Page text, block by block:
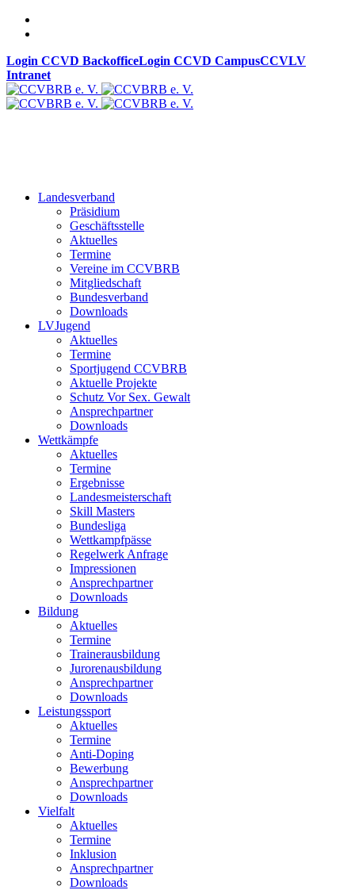
Login CCVD BackofficeLogin CCVD CampusCCVLV
Intranet
Landesverband
Präsidium
Geschäftsstelle
Aktuelles
Termine
Vereine im CCVBRB
Mitgliedschaft
Bundesverband
Downloads
LVJugend
Aktuelles
Termine
Sportjugend CCVBRB
Aktuelle Projekte
Schutz Vor Sex. Gewalt
Ansprechpartner
Downloads
Wettkämpfe
Aktuelles
Termine
Ergebnisse
Landesmeisterschaft
Skill Masters
Bundesliga
Wettkampfpässe
Regelwerk Anfrage
Impressionen
Ansprechpartner
Downloads
Bildung
Aktuelles
Termine
Trainerausbildung
Jurorenausbildung
Ansprechpartner
Downloads
Leistungssport
Aktuelles
Termine
Anti-Doping
Bewerbung
Ansprechpartner
Downloads
Vielfalt
Aktuelles
Termine
Inklusion
Ansprechpartner
Downloads